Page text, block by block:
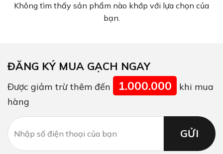
Không tìm thấy sản phẩm nào khớp với lựa chọn của
bạn.
ĐĂNG KÝ MUA GẠCH NGAY
Được giảm trừ thêm đến 1.000.000
khi mua
hàng